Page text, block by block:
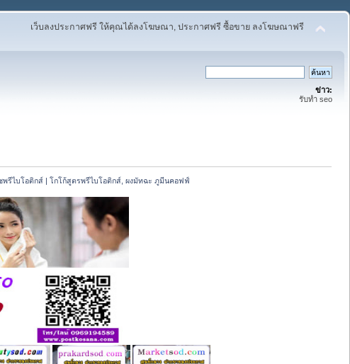
เว็บลงประกาศฟรี ให้คุณได้ลงโฆษณา, ประกาศฟรี ซื้อขาย ลงโฆษณาฟรี
ข่าว:
รับทำ seo
รีไบโอติกส์ | โกโก้สูตรพรีไบโอติกส์, ผงมัทฉะ ภูมีนคอฟฟ์